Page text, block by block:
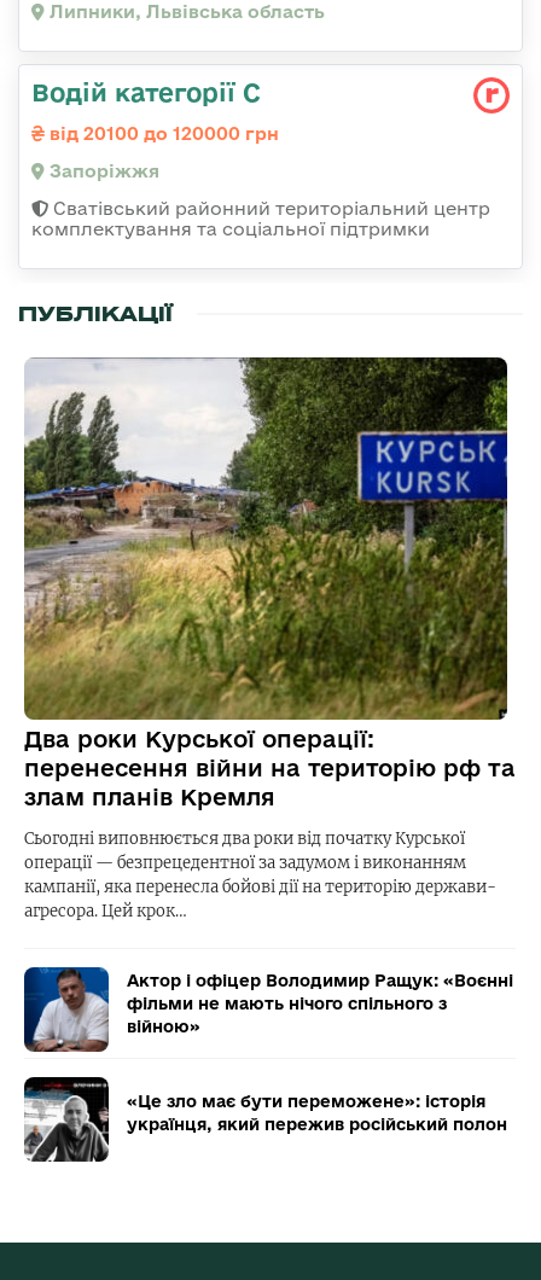
Липники, Львівська область
Водій категорії С
від 20100 до 120000 грн
Запоріжжя
Сватівський районний територіальний центр
комплектування та соціальної підтримки
ПУБЛІКАЦІЇ
Два роки Курської операції:
перенесення війни на територію рф та
злам планів Кремля
Сьогодні виповнюється два роки від початку Курської
операції — безпрецедентної за задумом і виконанням
кампанії, яка перенесла бойові дії на територію держави-
агресора. Цей крок…
Актор і офіцер Володимир Ращук: «Воєнні
фільми не мають нічого спільного з
війною»
«Це зло має бути переможене»: історія
українця, який пережив російський полон